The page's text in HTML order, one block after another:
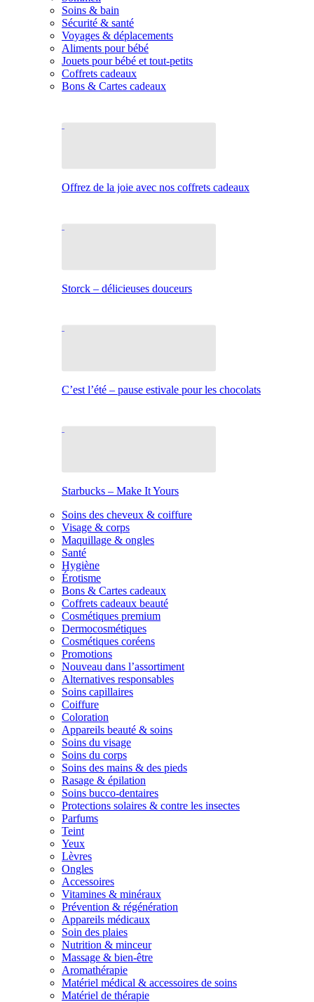
Soins & bain
Sécurité & santé
Voyages & déplacements
Aliments pour bébé
Jouets pour bébé et tout-petits
Coffrets cadeaux
Bons & Cartes cadeaux
Offrez de la joie avec nos coffrets cadeaux
Storck – délicieuses douceurs
C’est l’été – pause estivale pour les chocolats
Starbucks – Make It Yours
Soins des cheveux & coiffure
Visage & corps
Maquillage & ongles
Santé
Hygiène
Érotisme
Bons & Cartes cadeaux
Coffrets cadeaux beauté
Cosmétiques premium
Dermocosmétiques
Cosmétiques coréens
Promotions
Nouveau dans l’assortiment
Alternatives responsables
Soins capillaires
Coiffure
Coloration
Appareils beauté & soins
Soins du visage
Soins du corps
Soins des mains & des pieds
Rasage & épilation
Soins bucco-dentaires
Protections solaires & contre les insectes
Parfums
Teint
Yeux
Lèvres
Ongles
Accessoires
Vitamines & minéraux
Prévention & régénération
Appareils médicaux
Soin des plaies
Nutrition & minceur
Massage & bien-être
Aromathérapie
Matériel médical & accessoires de soins
Matériel de thérapie